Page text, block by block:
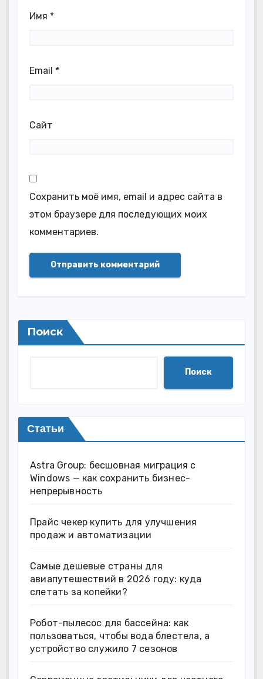
Имя *
Email *
Сайт
Сохранить моё имя, email и адрес сайта в
этом браузере для последующих моих
комментариев.
Поиск
Поиск
Статьи
Astra Group: бесшовная миграция с
Windows — как сохранить бизнес-
непрерывность
Прайс чекер купить для улучшения
продаж и автоматизации
Самые дешевые страны для
авиапутешествий в 2026 году: куда
слетать за копейки?
Робот-пылесос для бассейна: как
пользоваться, чтобы вода блестела, а
устройство служило 7 сезонов